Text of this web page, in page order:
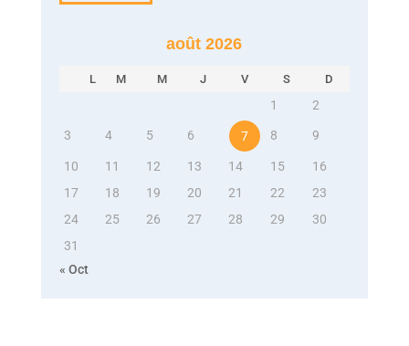
août 2026
L M M J V S D
1 2
3 4 5 6 7 8 9
10 11 12 13 14 15
16
17
18 19 20 21 22
23
24
25 26 27 28 29
30
31
« Oct